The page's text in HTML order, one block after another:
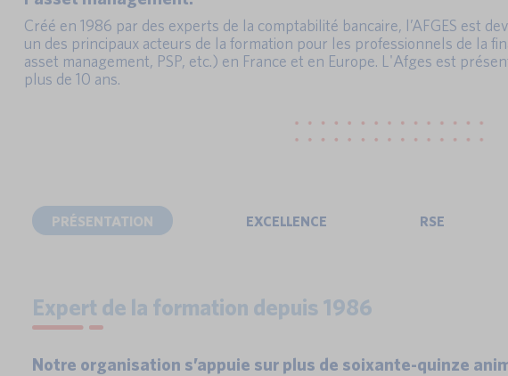
Créé en 1986 par des experts de la comptabilité bancaire, l’AFGES est
un des principaux acteurs de la formation pour les professionnels de la
asset management, PSP, etc.) en France et en Europe. L'Afges est
plus de 10 ans.
PRÉSENTATION EXCELLENCE RSE
Expert de la formation depuis 1986
Notre organisation s’appuie sur plus de soixante-quinze